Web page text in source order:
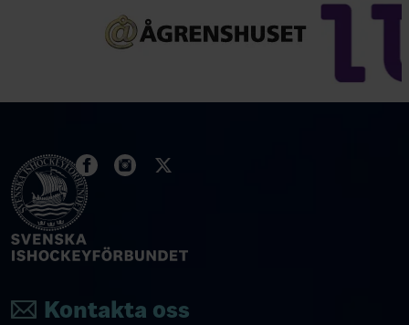
Kontakta oss